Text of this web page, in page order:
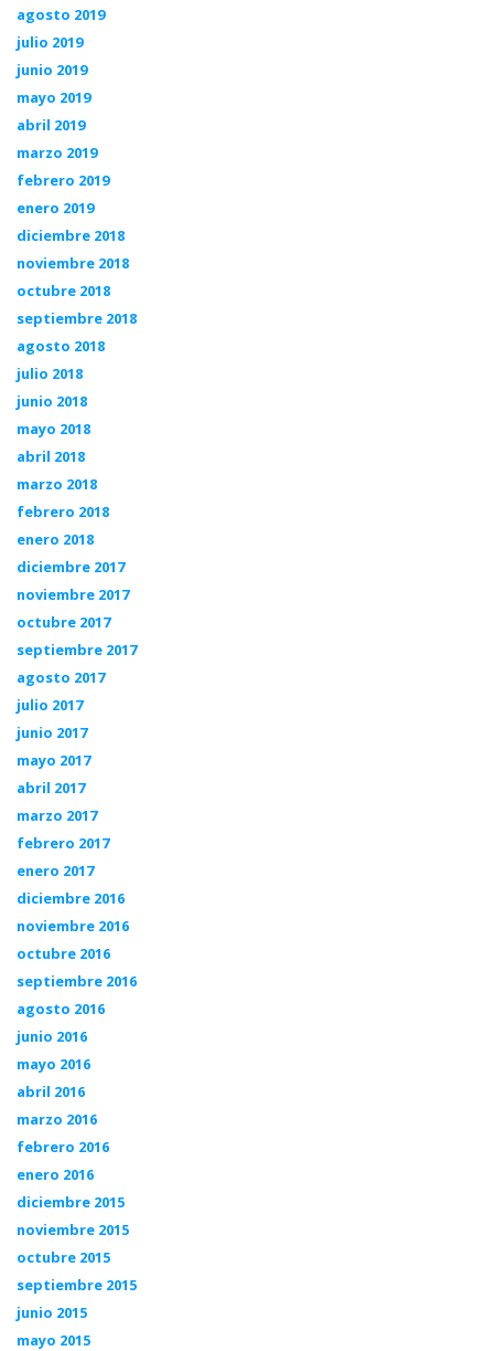
agosto 2019
julio 2019
junio 2019
mayo 2019
abril 2019
marzo 2019
febrero 2019
enero 2019
diciembre 2018
noviembre 2018
octubre 2018
septiembre 2018
agosto 2018
julio 2018
junio 2018
mayo 2018
abril 2018
marzo 2018
febrero 2018
enero 2018
diciembre 2017
noviembre 2017
octubre 2017
septiembre 2017
agosto 2017
julio 2017
junio 2017
mayo 2017
abril 2017
marzo 2017
febrero 2017
enero 2017
diciembre 2016
noviembre 2016
octubre 2016
septiembre 2016
agosto 2016
junio 2016
mayo 2016
abril 2016
marzo 2016
febrero 2016
enero 2016
diciembre 2015
noviembre 2015
octubre 2015
septiembre 2015
junio 2015
mayo 2015